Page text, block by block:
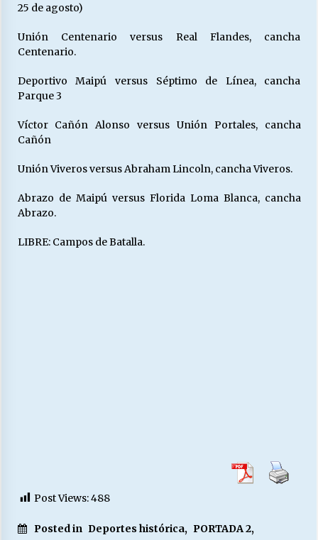
25 de agosto)
Unión Centenario versus Real Flandes, cancha
Centenario.
Deportivo Maipú versus Séptimo de Línea, cancha
Parque 3
Víctor Cañón Alonso versus Unión Portales, cancha
Cañón
Unión Viveros versus Abraham Lincoln, cancha Viveros.
Abrazo de Maipú versus Florida Loma Blanca, cancha
Abrazo.
LIBRE: Campos de Batalla.
Post Views:488
Posted in Deportes histórica, PORTADA 2,